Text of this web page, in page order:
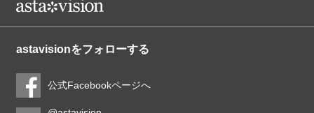
astavisionをフォローする
公式Facebookページへ